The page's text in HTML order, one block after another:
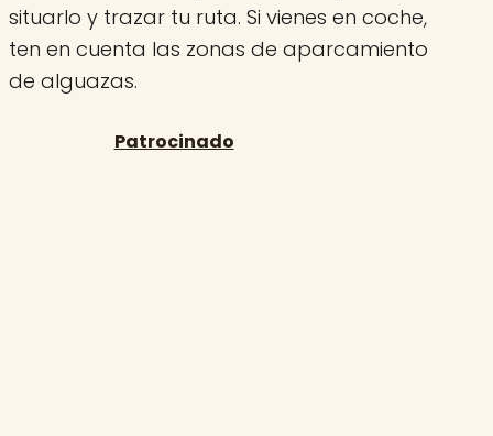
situarlo y trazar tu ruta. Si vienes en coche,
ten en cuenta las zonas de aparcamiento
de alguazas.